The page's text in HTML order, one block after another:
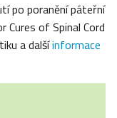
po poranění páteřní
Cures of Spinal Cord
a dalšíinformace